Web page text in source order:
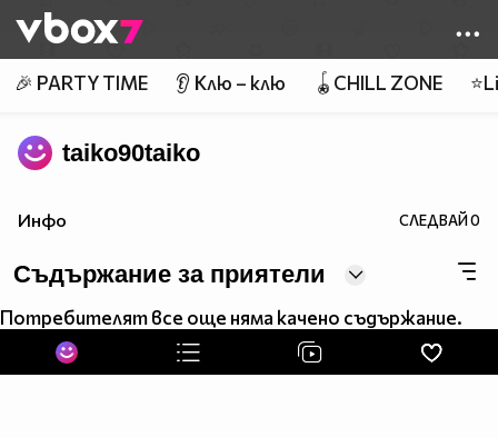
👾
🎉 PARTY TIME 👂 Клю – клю 🪀CHILL ZONE
taiko90taiko
Инфо СЛЕДВАЙ0
Съдържание за приятели
Потребителят все още няма качено съдържание.